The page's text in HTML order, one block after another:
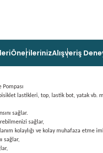
ÖnerilerinizAlışveriş
Pompası
lastikleri, top, lastik bot, yatak vb.
sağlar.
sağlar,
kolaylığı ve kolay muhafaza etme
sağlar,